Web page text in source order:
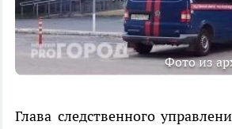
Фото из
Глава следственного